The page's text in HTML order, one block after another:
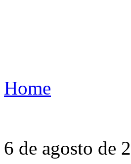
Home
6 de agosto de